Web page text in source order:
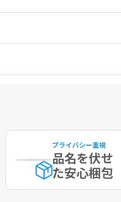
プライバシー重視
品名を伏せ
た安心梱包